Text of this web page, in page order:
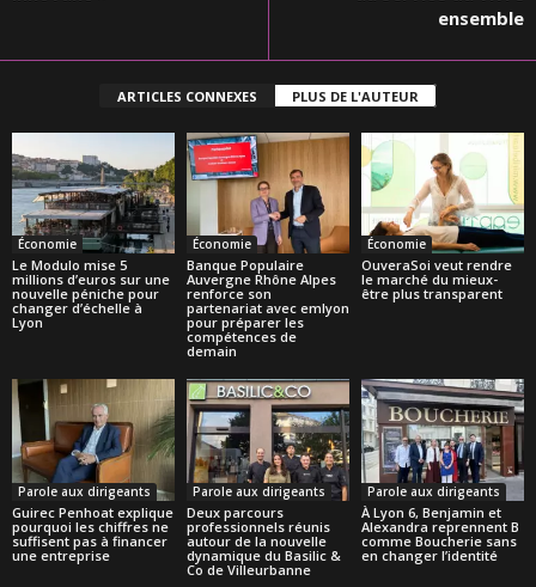
ensemble
ARTICLES CONNEXES PLUS DE L'AUTEUR
Économie
Le Modulo mise 5
millions d’euros sur une
nouvelle péniche pour
changer d’échelle à
Lyon
Économie
Banque Populaire
Auvergne Rhône Alpes
renforce son
partenariat avec emlyon
pour préparer les
compétences de
demain
Économie
OuveraSoi veut rendre
le marché du mieux-
être plus transparent
Parole aux dirigeants
Guirec Penhoat explique
pourquoi les chiffres ne
suffisent pas à financer
une entreprise
Parole aux dirigeants
Deux parcours
professionnels réunis
autour de la nouvelle
dynamique du Basilic &
Co de Villeurbanne
Parole aux dirigeants
À Lyon 6, Benjamin et
Alexandra reprennent B
comme Boucherie sans
en changer l’identité